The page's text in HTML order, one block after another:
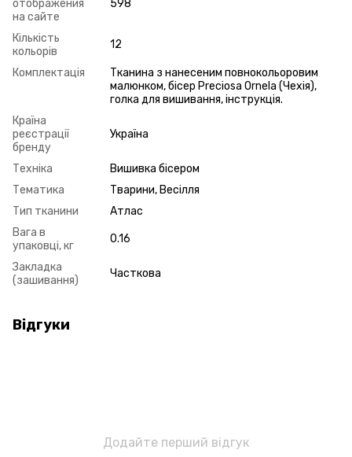
отображения
на сайте
598
Кількість
кольорів
12
Комплектація
Тканина з нанесеним повнокольоровим
малюнком, бісер Preciosa Ornela (Чехія),
голка для вишивання, інструкція.
Країна
реєстрації
бренду
Україна
Техніка
Вишивка бісером
Тематика
Тварини, Весілля
Тип тканини
Атлас
Вага в
упаковці, кг
0.16
Закладка
(зашивання)
Часткова
Відгуки
Додайте перший відгук